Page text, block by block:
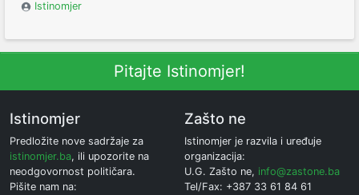
Istinomjer
Pitajte Istinomjer!
Istinomjer
Predložite nove sadržaje za
istinomjer.ba, ili upozorite na
neodgovornost političara.
Pišite nam na:
Zašto ne
Istinomjer je razvila i uređuje
organizacija:
U.G. Zašto ne, info@zastone.ba
Tel/Fax: +387 33 61 84 61